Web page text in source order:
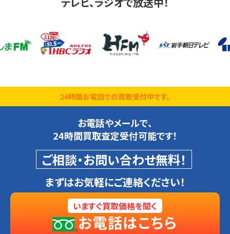
24時間お電話での買取受付中です。
お電話やメールで、
24時間買取査定受付可能です！
ご相談・お問い合わせ無料！
まずはお気軽にご連絡ください！
いますぐ買取価格を聞く
お電話はこちら